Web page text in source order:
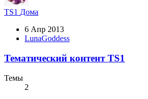
TS1 Дома
6 Апр 2013
LunaGoddess
Тематический контент TS1
Темы
2